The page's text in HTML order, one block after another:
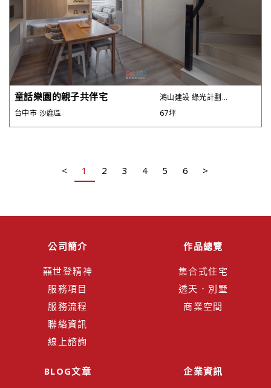
童話樂園的親子共伴宅
鴻山建設 綠光計劃...
台中市 沙鹿區
67坪
公司簡介
囍世登精神
服務項目
服務流程
聯絡資訊
線上諮詢
作品總覽
集合式住宅
透天．別墅
商業空間
BLOG文章 企業資訊